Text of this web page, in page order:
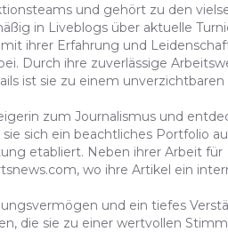
und gehört zu den
in Liveblogs über aktuelle
ihrer Erfahrung und
Durch ihre zuverlässige
ist sie zu einem unverzichtbaren
zum Journalismus und
sich ein beachtliches Portfolio
etabliert. Neben ihrer Arbeit für
wo ihre Artikel ein
und ein tiefes
die sie zu einer wertvollen